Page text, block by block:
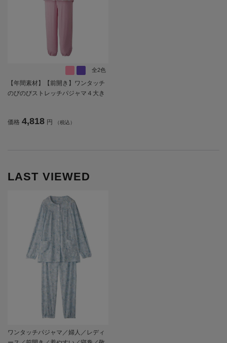
全2色
【年間素材】【前開き】ワンタッチ
のびのびストレッチパジャマ４大き
やすい／後ろ長め／名前記入欄付／
価格 4,818 円 （税込）
LAST VIEWED
ワンタッチパジャマ／婦人／レディ